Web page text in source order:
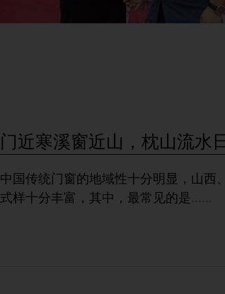
门近寒溪窗近山，枕山流水
中国传统门窗的地域性十分明显，山西
式样十分丰富，其中，最常见的是......